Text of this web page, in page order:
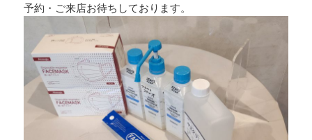
予約・ご来店お待ちしております。